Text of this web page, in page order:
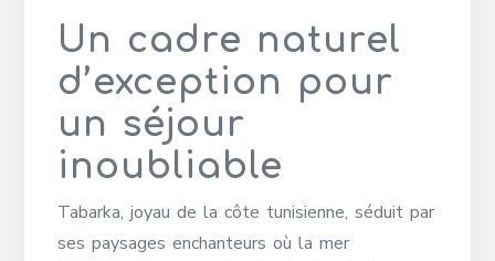
Un cadre naturel
d’exception pour
un séjour
inoubliable
Tabarka, joyau de la côte tunisienne, séduit par
ses paysages enchanteurs où la mer